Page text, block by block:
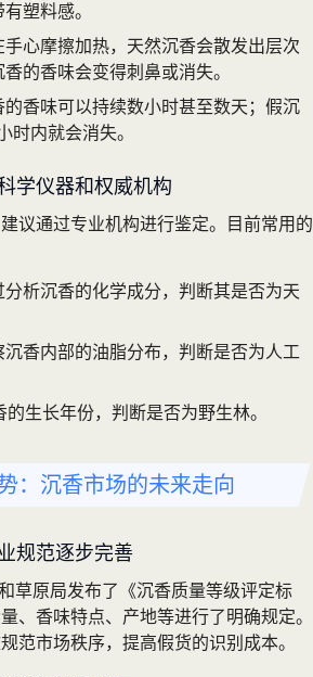
塑料感。
手心摩擦加热，天然沉香会散发出层次
的香味会变得刺鼻或消失。
的香味可以持续数小时甚至数天；假沉
时内就会消失。
学仪器和权威机构
议通过专业机构进行鉴定。目前常用的
分析沉香的化学成分，判断其是否为天
沉香内部的油脂分布，判断是否为人工
的生长年份，判断是否为野生林。
：沉香市场的未来走向
规范逐步完善
草原局发布了《沉香质量等级评定标
、香味特点、产地等进行了明确规定。
范市场秩序，提高假货的识别成本。